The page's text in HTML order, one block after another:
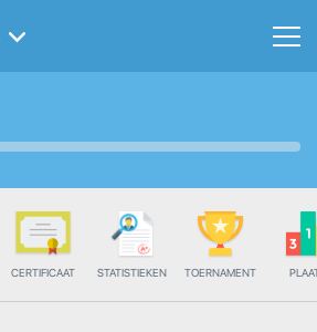
CERTIFICAAT STATISTIEKEN TOERNAMENT